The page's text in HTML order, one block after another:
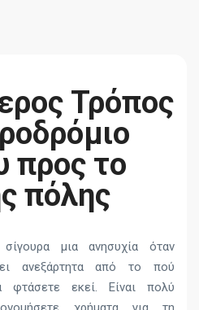
Τρόπος
προς το
πόλης
μια ανησυχία όταν
ανεξάρτητα από το πού
εκεί. Είναι πολύ